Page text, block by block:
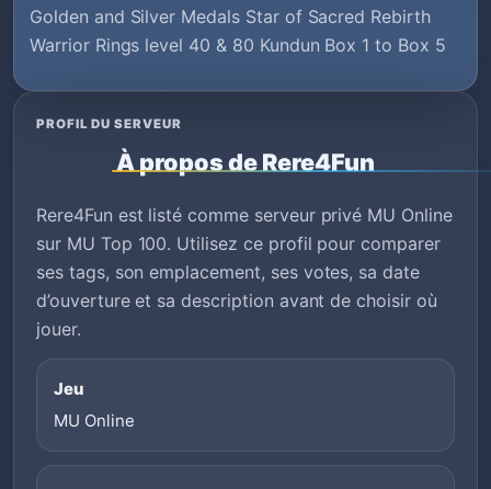
Golden and Silver Medals Star of Sacred Rebirth
Warrior Rings level 40 & 80 Kundun Box 1 to Box 5
PROFIL DU SERVEUR
À propos de Rere4Fun
Rere4Fun est listé comme serveur privé MU Online
sur MU Top 100. Utilisez ce profil pour comparer
ses tags, son emplacement, ses votes, sa date
d’ouverture et sa description avant de choisir où
jouer.
Jeu
MU Online